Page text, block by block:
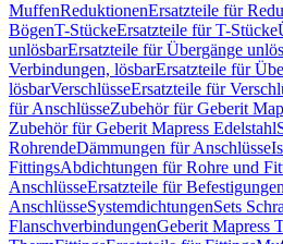
MuffenReduktionenErsatzteile für
BögenT-StückeErsatzteile für T-Stücke
unlösbarErsatzteile für Übergänge
Verbindungen, lösbarErsatzteile für
lösbarVerschlüsseErsatzteile für
für AnschlüsseZubehör für Geberit
Zubehör für Geberit Mapress Edelstahl
RohrendeDämmungen für Anschlüsse
FittingsAbdichtungen für Rohre und
AnschlüsseErsatzteile für
AnschlüsseSystemdichtungenSets
FlanschverbindungenGeberit Mapress